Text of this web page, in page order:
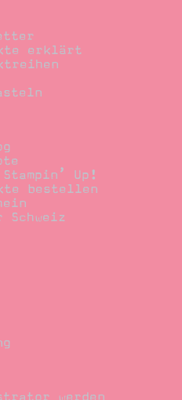
erklärt
Up!
bestellen
Schweiz
werden